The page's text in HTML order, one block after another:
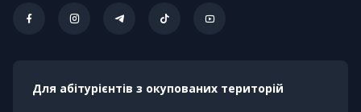
Для абітурієнтів з окупованих територій